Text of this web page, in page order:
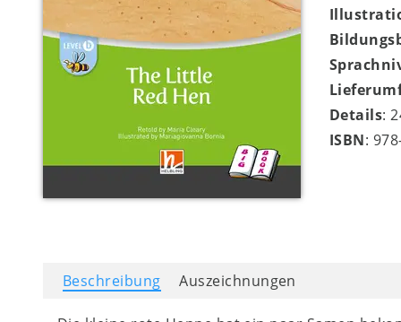
Details:
ISBN:
Beschreibung Auszeichnungen